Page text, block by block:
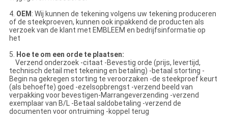
4. OEM : Wij kunnen de tekening volgens uw tekening produceren
of de steekproeven, kunnen ook inpakkend de producten als
verzoek van de klant met EMBLEEM en bedrijfsinformatie op
het
5. Hoe te om een orde te plaatsen:
Verzend onderzoek -citaat -Bevestig orde (prijs, levertijd,
technisch detail met tekening en betaling) -betaal storting -
Begin na gekregen storting te veroorzaken -de steekproef keurt
(als behoefte) goed -ezelsopbrengst -verzend beeld van
verpakking voor bevestigen-Marrangeverzending -verzend
exemplaar van B/L -Betaal saldobetaling -verzend de
documenten voor ontruiming -koppel terug